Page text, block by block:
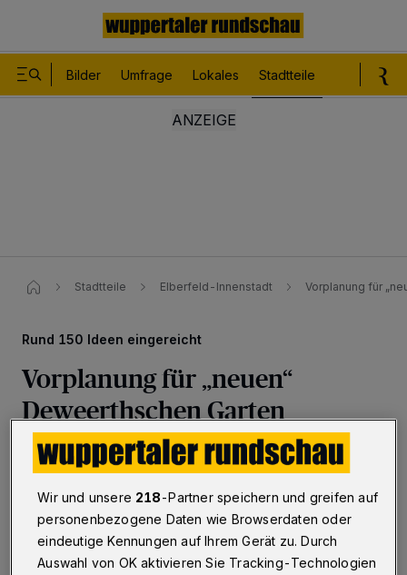
Bilder Umfrage Lokales Stadtteile
Stadtteile Elberfeld-Innenstadt Vorplanung für
Rund 150 Ideen eingereicht
Vorplanung für „neuen“
Deweerthschen Garten
Wuppertal ·Mehr als 150 Ideen für die Umgestaltung
des Deweerthschen Garten sind im Rahmen des
Bürgerbeteiligungsverfahrens bei der Stadtverwaltung
eingegangen. Drei Wochen lang konnten alle
Wuppertalerinnen und Wuppertaler über eine interaktive
digitale Karte sowie über Postkarten Stärken,
Schwächen und Ideen für den Stadtpark einreichen.
Wir und unsere 218-Partner speichern und greifen auf
personenbezogene Daten wie Browserdaten oder
eindeutige Kennungen auf Ihrem Gerät zu. Durch
Auswahl von OK aktivieren Sie Tracking-Technologien